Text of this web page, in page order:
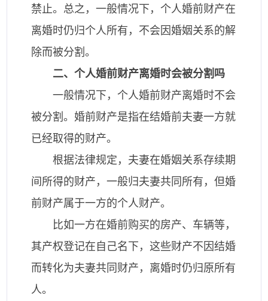
禁止。总之，一般情况下，个人婚前财产在
离婚时仍归个人所有，不会因婚姻关系的解
除而被分割。
二、个人婚前财产离婚时会被分割吗
一般情况下，个人婚前财产离婚时不会
被分割。婚前财产是指在结婚前夫妻一方就
已经取得的财产。
根据法律规定，夫妻在婚姻关系存续期
间所得的财产，一般归夫妻共同所有，但婚
前财产属于一方的个人财产。
比如一方在婚前购买的房产、车辆等，
其产权登记在自己名下，这些财产不因结婚
而转化为夫妻共同财产，离婚时仍归原所有
人。